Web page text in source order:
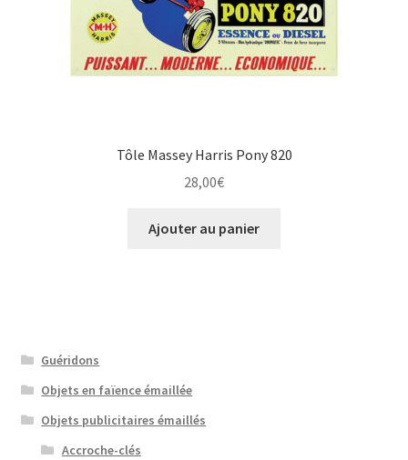
Tôle Massey Harris Pony 820
28,00€
Ajouter au panier
Guéridons
Objets en faïence émaillée
Objets publicitaires émaillés
Accroche-clés